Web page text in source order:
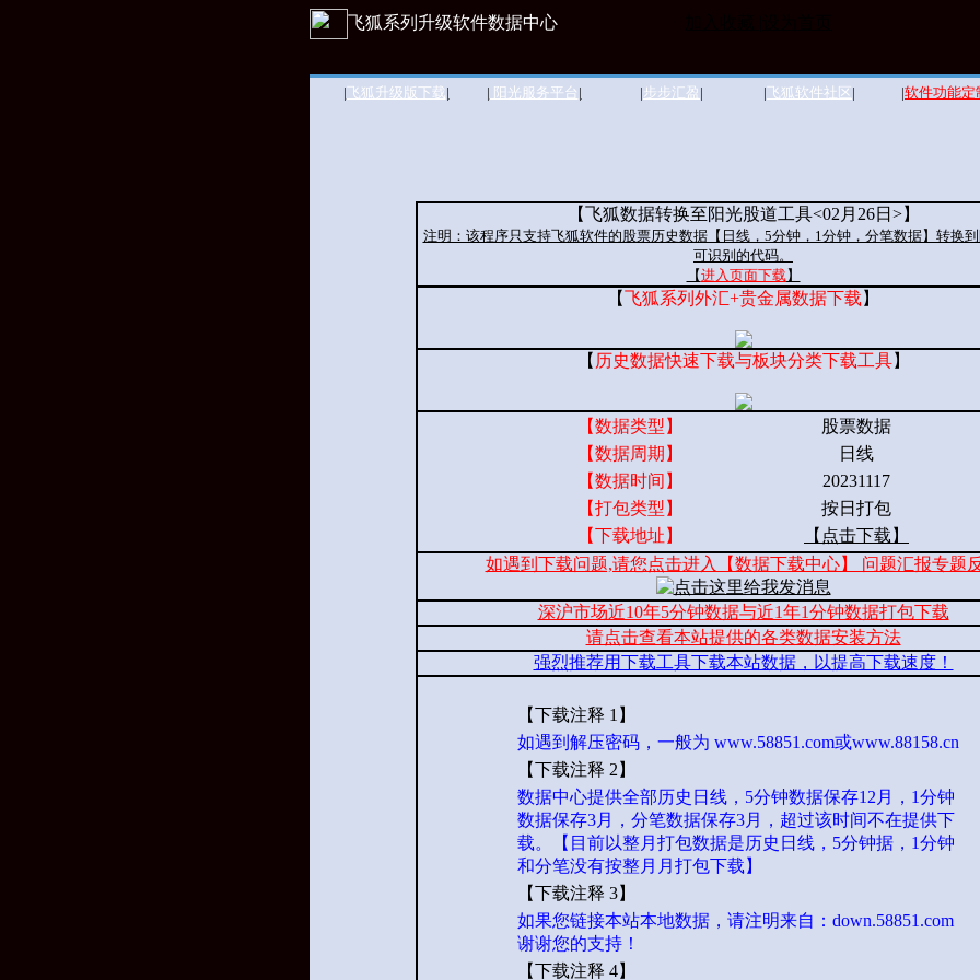
飞狐系列升级软件数据中心
|飞狐升级版下载| | 阳光服务平台 | | 步步汇盈 | |飞狐软件社区 | |软件功能定
【飞狐数据转换至阳光股道工具<02月26日>】
注明：该程序只支持飞狐软件的股票历史数据【日线，5分钟，1分钟，分笔数据】转换
可识别的代码。
【进入页面下载】
【飞狐系列外汇+贵金属数据下载 】
【 历史数据快速下载与板块分类下载工具】
【数据类型】
股票数据
【数据周期】
日线
【数据时间】
20231117
【打包类型】
按日打包
【下载地址】
【点击下载】
如遇到下载问题,请您点击进入【数据下载中心】 问题汇报专题
深沪市场近10年5分钟数据与近1年1分钟数据打包下载
请点击查看本站提供的各类数据安装方法
强烈推荐用下载工具下载本站数据，以提高下载速度！
【下载注释 1】
如遇到解压密码，一般为 www.58851.com或www.88158.cn
【下载注释 2】
数据中心提供全部历史日线，5分钟数据保存12月，1分钟
数据保存3月，分笔数据保存3月，超过该时间不在提供下
载。【目前以整月打包数据是历史日线，5分钟据，1分钟
和分笔没有按整月月打包下载】
【下载注释 3】
如果您链接本站本地数据，请注明来自：down.58851.com
谢谢您的支持！
【下载注释 4】